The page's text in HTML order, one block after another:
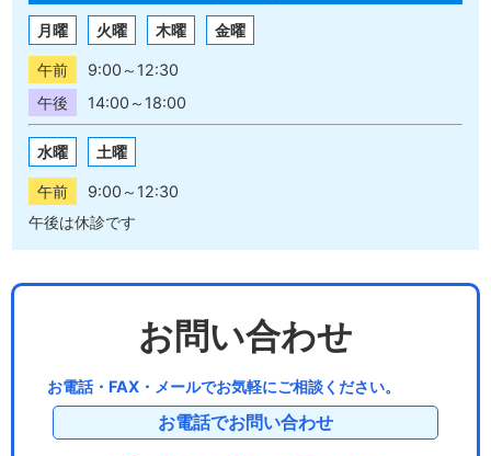
月曜 火曜 木曜 金曜
午前
9:00～12:30
午後
14:00～18:00
水曜 土曜
午前
9:00～12:30
午後は休診です
お問い合わせ
お電話・FAX・メールでお気軽にご相談ください。
お電話でお問い合わせ